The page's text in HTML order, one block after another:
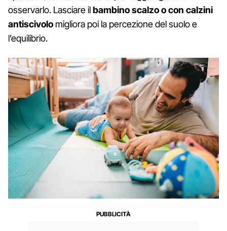
osservarlo. Lasciare ilbambino scalzo o con calzini
antiscivolo migliora poi la percezione del suolo e
l’equilibrio.